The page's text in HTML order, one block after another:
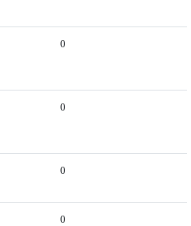
0
0
0
0